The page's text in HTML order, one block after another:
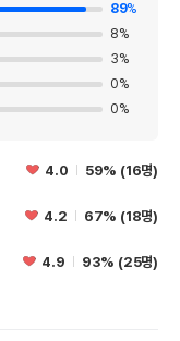
89%
8%
3%
0%
0%
4.0 59% (16명)
4.2 67% (18명)
4.9 93% (25명)